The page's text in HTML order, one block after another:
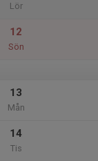
Lör
12
Sön
13
Mån
14
Tis